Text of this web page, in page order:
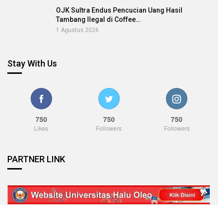
OJK Sultra Endus Pencucian Uang Hasil
Tambang Ilegal di Coffee…
1 Agustus 2026
Stay With Us
750
Likes
750
Followers
750
Followers
PARTNER LINK